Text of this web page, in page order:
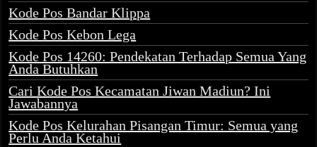
Kode Pos Bandar Klippa
Kode Pos Kebon Lega
Kode Pos 14260: Pendekatan Terhadap Semua Yang
Anda Butuhkan
Cari Kode Pos Kecamatan Jiwan Madiun? Ini
Jawabannya
Kode Pos Kelurahan Pisangan Timur: Semua yang
Perlu Anda Ketahui